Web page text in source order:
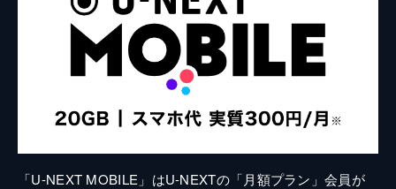
「U-NEXT MOBILE」はU-NEXTの「月額プラン」会員が